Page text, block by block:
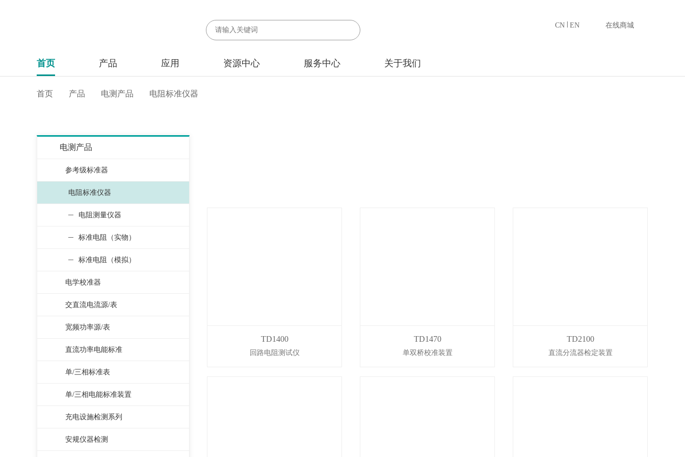
CN | EN 在线商城
首页 产品 应用 资源中心 服务中心 关于我们
首页 产品 电测产品 电阻标准仪器
电测产品
参考级标准器
电阻标准仪器
电阻测量仪器
标准电阻（实物）
标准电阻（模拟）
电学校准器
交直流电流源/表
宽频功率源/表
直流功率电能标准
单/三相标准表
单/三相电能标准装置
充电设施检测系列
安规仪器检测
TD1400
回路电阻测试仪
TD1470
单双桥校准装置
TD2100
直流分流器检定装置